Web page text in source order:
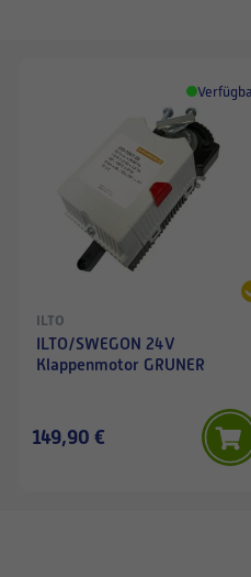
ILTO
ILTO/SWEGON 24V
Klappenmotor GRUNER
149,90 €